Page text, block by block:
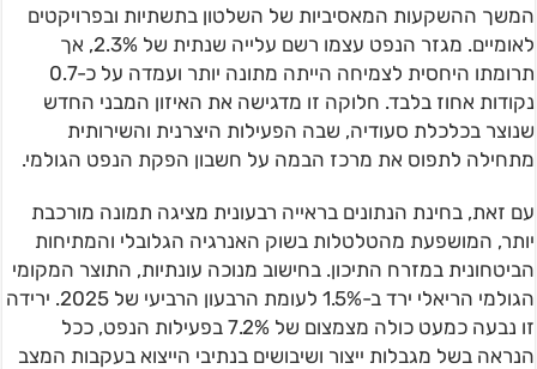
המשך ההשקעות המאסיביות של השלטון בתשתיות ובפרויקטים
לאומיים. מגזר הנפט עצמו רשם עלייה שנתית של 2.3%, אך
תרומתו היחסית לצמיחה הייתה מתונה יותר ועמדה על כ-0.7
נקודות אחוז בלבד. חלוקה זו מדגישה את האיזון המבני החדש
שנוצר בכלכלת סעודיה, שבה הפעילות היצרנית והשירותית
מתחילה לתפוס את מרכז הבמה על חשבון הפקת הנפט הגולמי.
עם זאת, בחינת הנתונים בראייה רבעונית מציגה תמונה מורכבת
יותר, המושפעת מהטלטלות בשוק האנרגיה הגלובלי והמתיחות
הביטחונית במזרח התיכון. בחישוב מנוכה עונתיות, התוצר המקומי
הגולמי הריאלי ירד ב-1.5% לעומת הרבעון הרביעי של 2025. ירידה
זו נבעה כמעט כולה מצמצום של 7.2% בפעילות הנפט, ככל
הנראה בשל מגבלות ייצור ושיבושים בנתיבי הייצוא בעקבות המצב